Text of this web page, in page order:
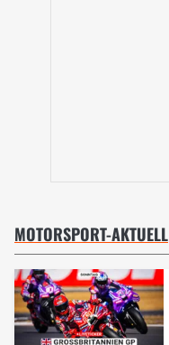
MOTORSPORT-AKTUELL